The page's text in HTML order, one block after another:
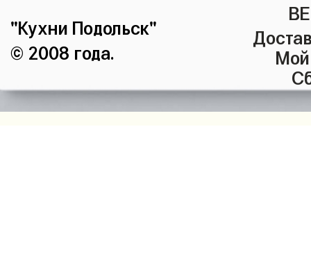
"Кухни Подольск"
© 2008 года.